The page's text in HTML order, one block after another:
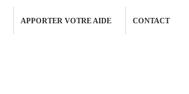
APPORTER VOTRE AIDE CONTACT